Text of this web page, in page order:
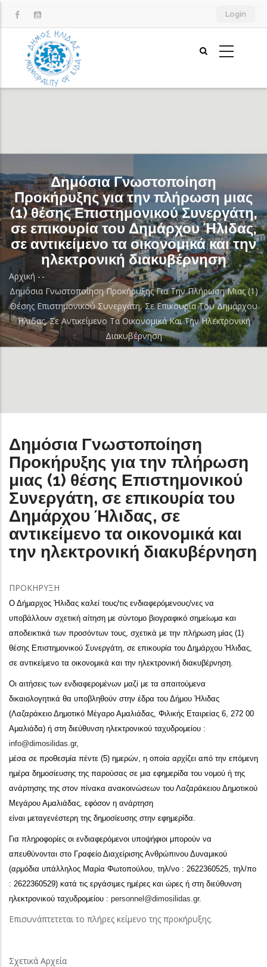
προς
περιεχόμενο
Login
Δημόσια Γνωστοποίηση
Προκήρυξης για την πλήρωση μιας
(1) θέσης Επιστημονικού Συνεργάτη,
σε επικουρία του Δημάρχου Ήλιδας,
σε αντικείμενο τα οικονομικά και την
ηλεκτρονική διακυβέρνηση
Breadcrumb
Αρχική - -
Δημόσια Γνωστοποίηση Προκήρυξης Για Την Πλήρωση Μιας (1)
Θέσης Επιστημονικού Συνεργάτη, Σε Επικουρία Του Δημάρχου
Ήλιδας, Σε Αντικείμενο Τα Οικονομικά Και Την Ηλεκτρονική
Διακυβέρνηση
Δημόσια Γνωστοποίηση
Προκήρυξης για την πλήρωση
μιας (1) θέσης Επιστημονικού
Συνεργάτη, σε επικουρία του
Δημάρχου Ήλιδας, σε
αντικείμενο τα οικονομικά και
την ηλεκτρονική διακυβέρνηση
ΠΡΟΚΗΡΥΞΗ
Ο Δήμαρχος Ήλιδας καλεί τους/τις ενδιαφερόμενους/νες να
υποβάλλουν σχετική αίτηση με σύντομο βιογραφικό σημείωμα και
αποδεικτικά των προσόντων τους, σχετικά με την πλήρωση μίας (1)
θέσης Επιστημονικού Συνεργάτη, σε επικουρία του Δημάρχου Ήλιδας,
σε αντικείμενο τα οικονομικά και την ηλεκτρονική διακυβέρνηση.
Οι αιτήσεις των ενδιαφερομένων μαζί με τα απαιτούμενα
δικαιολογητικά θα υποβληθούν στην έδρα του Δήμου Ήλιδας
(Λαζαράκειο Δημοτικό Μέγαρο Αμαλιάδας, Φιλικής Εταιρείας 6, 272 00
Αμαλιάδα) ή στη διεύθυνση ηλεκτρονικού ταχυδρομείου :
info@dimosilidas.gr,
μέσα σε προθεσμία πέντε (5) ημερών, η οποία αρχίζει από την επόμενη
ημέρα δημοσίευσης της παρούσας σε μια εφημερίδα του νομού ή της
ανάρτησης της στον πίνακα ανακοινώσεων του Λαζαράκειου Δημοτικού
Μεγάρου Αμαλιάδας, εφόσον η ανάρτηση
είναι μεταγενέστερη της δημοσίευσης στην εφημερίδα.
Για πληροφορίες οι ενδιαφερόμενοι υποψήφιοι μπορούν να
απευθύνονται στο Γραφείο Διαχείρισης Ανθρώπινου Δυναμικού
(αρμόδια υπάλληλος Μαρία Φωτοπούλου, τηλ/νο : 2622360525, τηλ/πο
: 2622360529) κατά τις εργάσιμες ημέρες και ώρες ή στη διεύθυνση
ηλεκτρονικού ταχυδρομείου : personnel@dimosilidas.gr.
Επισυνάπτετεται το πλήρες κείμενο της προκήρυξης.
Σχετικά Αρχεία